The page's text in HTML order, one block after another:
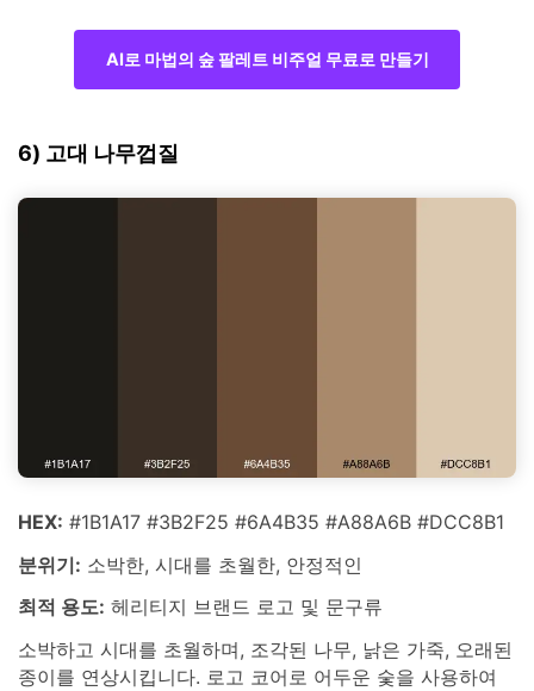
AI로 마법의 숲 팔레트 비주얼 무료로 만들기
6) 고대 나무껍질
HEX: #1B1A17 #3B2F25 #6A4B35 #A88A6B #DCC8B1
분위기: 소박한, 시대를 초월한, 안정적인
최적 용도: 헤리티지 브랜드 로고 및 문구류
소박하고 시대를 초월하며, 조각된 나무, 낡은 가죽, 오래된
종이를 연상시킵니다. 로고 코어로 어두운 숯을 사용하여